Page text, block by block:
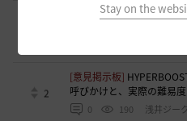
Stay on the
[意見掲示板]釣りの「他の
2
[意見掲示板]
呼びかけと、実際の難易
0 190 浅井ジー